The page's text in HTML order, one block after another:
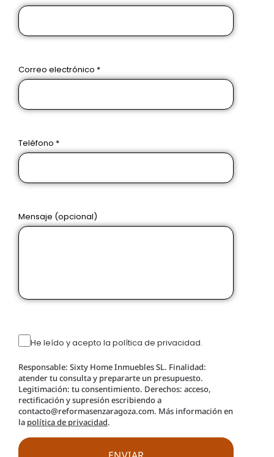
Correo electrónico *
Teléfono *
Mensaje (opcional)
He leído y acepto la política de privacidad.
Responsable: Sixty Home Inmuebles SL. Finalidad:
atender tu consulta y prepararte un presupuesto.
Legitimación: tu consentimiento. Derechos: acceso,
rectificación y supresión escribiendo a
contacto@reformasenzaragoza.com. Más información en
la política de privacidad.